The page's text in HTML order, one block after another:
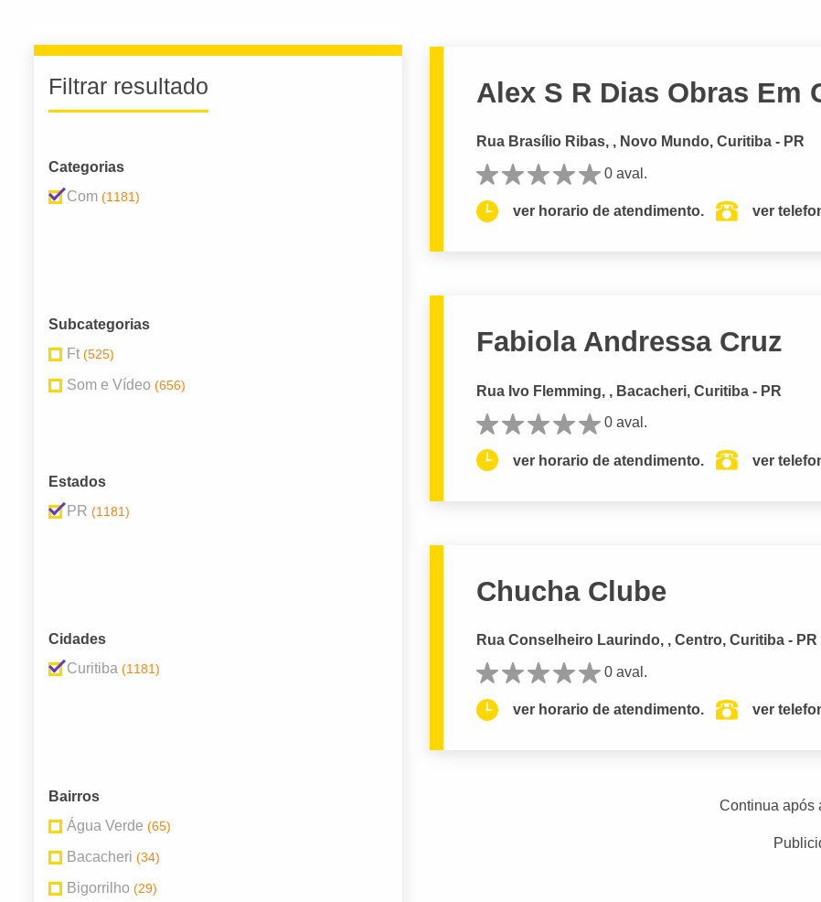
Filtrar resultado
Categorias
Com (1181)
Subcategorias
Ft (525)
Som e Vídeo (656)
Estados
PR (1181)
Cidades
Curitiba (1181)
Bairros
Água Verde (65)
Bacacheri (34)
Bigorrilho (29)
Alex S R Dias Obras Em
Rua Brasílio Ribas, , Novo Mundo, Curitiba - PR
0 aval.
ver horario de atendimento. ver
Fabiola Andressa Cruz
Rua Ivo Flemming, , Bacacheri, Curitiba - PR
0 aval.
ver horario de atendimento. ver
Chucha Clube
Rua Conselheiro Laurindo, , Centro, Curitiba - PR
0 aval.
ver horario de atendimento. ver
Continua após